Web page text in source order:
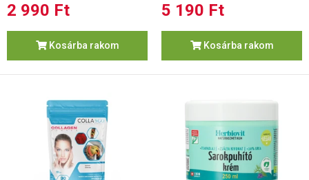
2 990 Ft
Kosárba rakom
5 190 Ft
Kosárba rakom